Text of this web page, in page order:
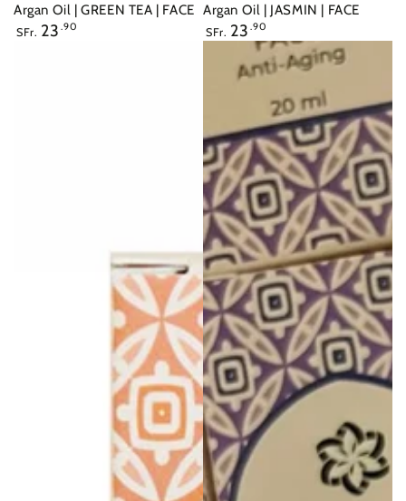
Argan Oil | GREEN TEA | FACE
Regulärer
SFr. 23 .90
Argan Oil | JASMIN | FACE
Regulärer
Preis
SFr. 23 .90